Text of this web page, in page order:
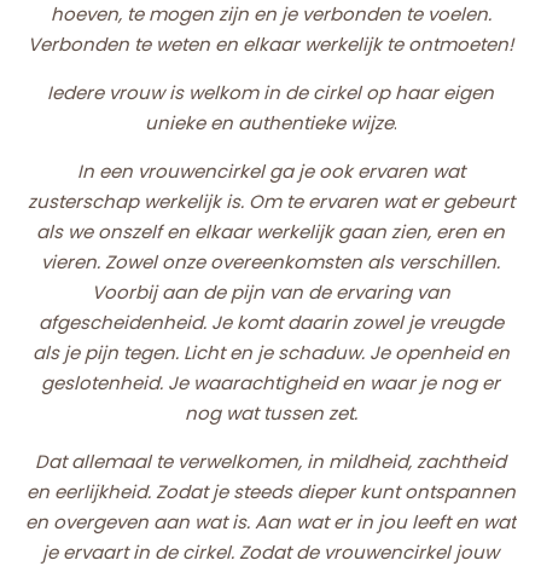
hoeven, te mogen zijn en je verbonden te voelen.
Verbonden te weten en elkaar werkelijk te ontmoeten!
Iedere vrouw is welkom in de cirkel op haar eigen
unieke en authentieke wijze.
In een vrouwencirkel ga je ook ervaren wat
zusterschap werkelijk is. Om te ervaren wat er gebeurt
als we onszelf en elkaar werkelijk gaan zien, eren en
vieren. Zowel onze overeenkomsten als verschillen.
Voorbij aan de pijn van de ervaring van
afgescheidenheid. Je komt daarin zowel je vreugde
als je pijn tegen. Licht en je schaduw. Je openheid en
geslotenheid. Je waarachtigheid en waar je nog er
nog wat tussen zet.
Dat allemaal te verwelkomen, in mildheid, zachtheid
en eerlijkheid. Zodat je steeds dieper kunt ontspannen
en overgeven aan wat is. Aan wat er in jou leeft en wat
je ervaart in de cirkel. Zodat de vrouwencirkel jouw